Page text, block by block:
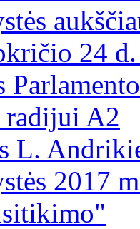
24
A2
L.
2017